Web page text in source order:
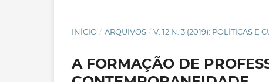
INÍCIO / ARQUIVOS / V. 12 N. 3 (2019): POLÍTICAS E
A FORMAÇÃO DE